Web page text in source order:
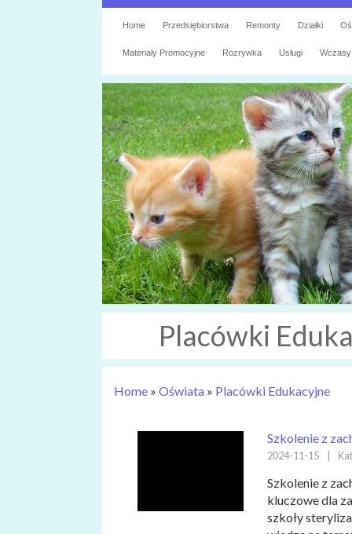
Home Przedsiębiorstwa Remonty Działki
Materiały Promocyjne Rozrywka Usługi Wczasy
Placówki
Home » Oświata » Placówki Edukacyjne
Szkolenie z
2024-11-15
Szkolenie z
kluczowe dla
szkoły